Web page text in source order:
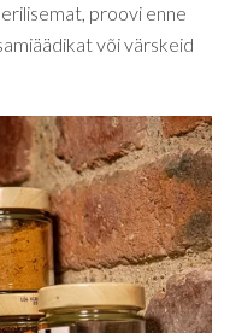
proovi enne
või värskeid